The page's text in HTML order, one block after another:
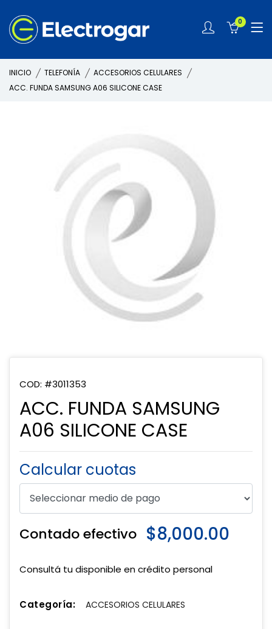
0
INICIO TELEFONÍA
ACCESORIOS CELULARES
ACC. FUNDA SAMSUNG A06 SILICONE CASE
COD: #3011353
ACC. FUNDA SAMSUNG
A06 SILICONE CASE
Calcular cuotas
Contado efectivo $8,000.00
Consultá tu disponible en crédito personal
Categoría: ACCESORIOS CELULARES